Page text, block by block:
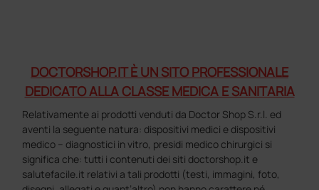
DOCTORSHOP.IT È UN SITO PROFESSIONALE
DEDICATO ALLA CLASSE MEDICA E SANITARIA
Relativamente ai prodotti venduti da Doctor Shop S.r.l. ed
aventi la seguente natura: dispositivi medici e dispositivi
medico – diagnostici in vitro, presidi medico chirurgici si
significa che: tutti i contenuti dei siti doctorshop.it e
salutefacile.it relativi a tali prodotti (testi, immagini, foto,